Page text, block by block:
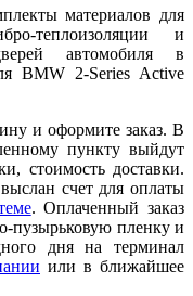
материалов для
теплоизоляции и
автомобиля в
BMW 2-Series Active
и оформите заказ. В
пункту выйдут
стоимость доставки.
счет для оплаты
. Оплаченный заказ
пузырьковую пленку и
дня на терминал
или в ближайшее